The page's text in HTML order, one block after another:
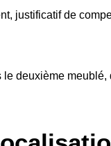
justificatif de
deuxième meublé,